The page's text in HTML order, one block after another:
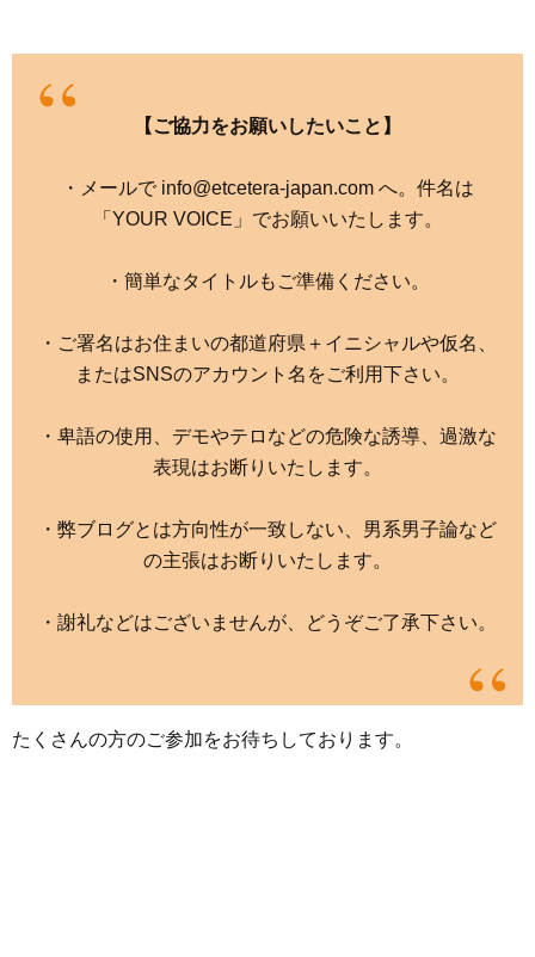
【ご協力をお願いしたいこと】
・メールで info@etcetera-japan.com へ。件名は
「YOUR VOICE」でお願いいたします。
・簡単なタイトルもご準備ください。
・ご署名はお住まいの都道府県＋イニシャルや仮名、
またはSNSのアカウント名をご利用下さい。
・卑語の使用、デモやテロなどの危険な誘導、過激な
表現はお断りいたします。
・弊ブログとは方向性が一致しない、男系男子論など
の主張はお断りいたします。
・謝礼などはございませんが、どうぞご了承下さい。
たくさんの方のご参加をお待ちしております。